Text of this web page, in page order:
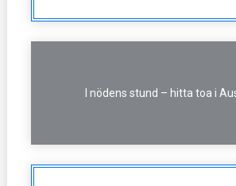
I nödens stund – hitta toa i